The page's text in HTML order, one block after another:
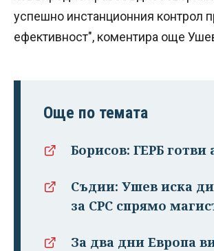
успешно инстанционния контрол
ефективност", коментира още
Още по темата
Борисов: ГЕРБ
Съдии: Ушев иска
за СРС спрямо
За два дни Европа